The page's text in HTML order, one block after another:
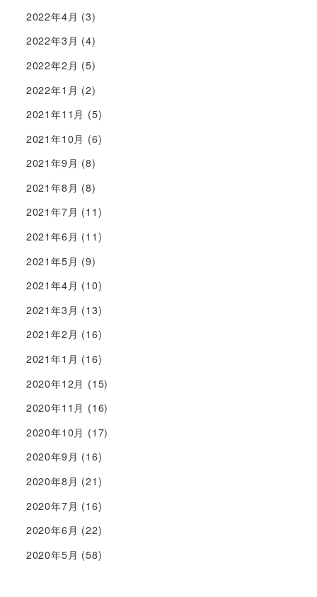
2022年4月 (3)
2022年3月 (4)
2022年2月 (5)
2022年1月 (2)
2021年11月 (5)
2021年10月 (6)
2021年9月 (8)
2021年8月 (8)
2021年7月 (11)
2021年6月 (11)
2021年5月 (9)
2021年4月 (10)
2021年3月 (13)
2021年2月 (16)
2021年1月 (16)
2020年12月 (15)
2020年11月 (16)
2020年10月 (17)
2020年9月 (16)
2020年8月 (21)
2020年7月 (16)
2020年6月 (22)
2020年5月 (58)